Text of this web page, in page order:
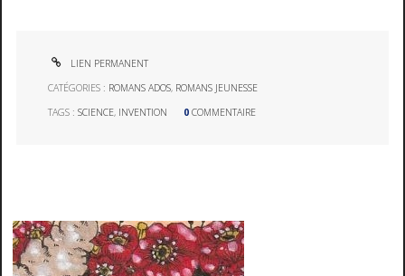
LIEN PERMANENT
CATÉGORIES : ROMANS ADOS, ROMANS JEUNESSE
TAGS :SCIENCE, INVENTION 0 COMMENTAIRE